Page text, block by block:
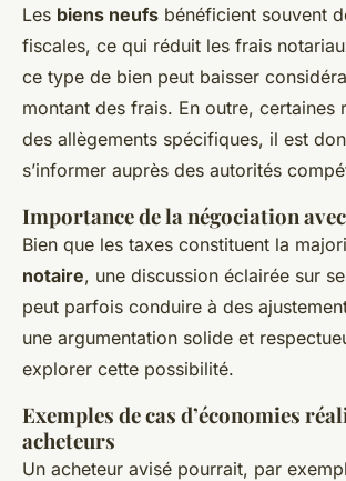
Les biens neufs bénéficient souvent
fiscales, ce qui réduit les frais
ce type de bien peut baisser
montant des frais. En outre, certaines
des allègements spécifiques, il est
s’informer auprès des autorités
Importance de la négociation
Bien que les taxes constituent la
notaire, une discussion éclairée sur
peut parfois conduire à des
une argumentation solide et
explorer cette possibilité.
Exemples de cas d’économies
acheteurs
Un acheteur avisé pourrait, par